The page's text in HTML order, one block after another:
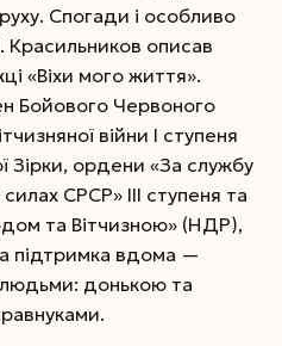
Спогади і особливо
Красильников описав
«Віхи мого життя».
Бойового Червоного
війни І ступеня
Зірки, ордени «За службу
СРСР» ІІІ ступеня та
та Вітчизною» (НДР),
підтримка вдома —
донькою та